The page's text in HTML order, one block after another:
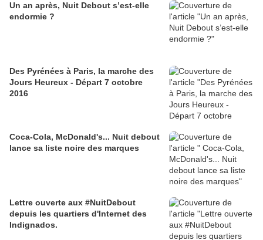
Un an après, Nuit Debout s’est-elle
endormie ?
Des Pyrénées à Paris, la marche des
Jours Heureux - Départ 7 octobre
2016
Coca-Cola, McDonald's... Nuit debout
lance sa liste noire des marques
Lettre ouverte aux #NuitDebout
depuis les quartiers d'Internet des
Indignados.